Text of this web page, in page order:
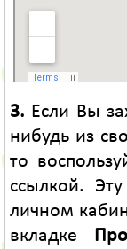
3. Если Вы
нибудь из
то
ссылкой.
личном
вкладке